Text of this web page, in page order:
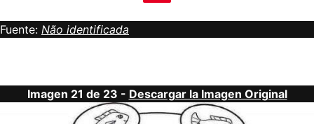
Fuente: Não identificada
Imagen 21 de 23 - Descargar la Imagen Original